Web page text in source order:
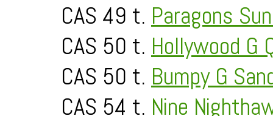
CAS 49 t. Paragons
CAS 50 t. Hollywood G
CAS 50 t. Bumpy G
CAS 54 t. Nine